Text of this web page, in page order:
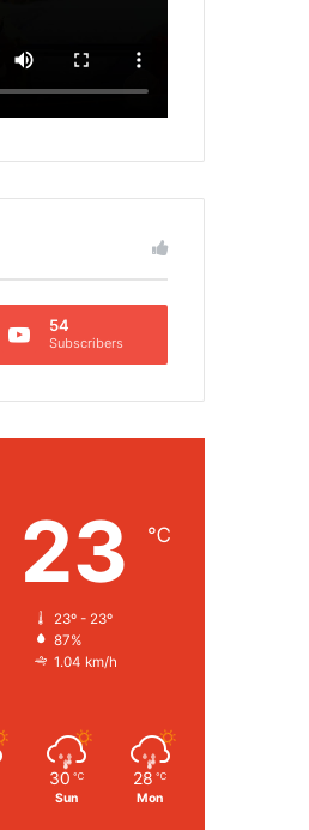
54
Subscribers
23 ℃
23º - 23º
87%
1.04 km/h
30 ℃
Sun
28 ℃
Mon